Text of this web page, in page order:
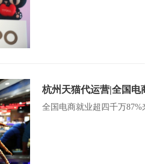
杭州天猫代运营|全国电
全国电商就业超四千万